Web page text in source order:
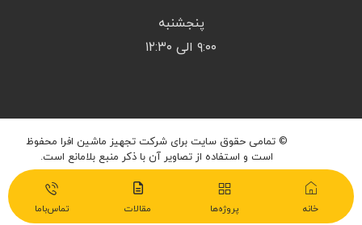
پنجشنبه
۹:۰۰ الی ۱۲:۳۰
© تمامی حقوق سایت برای شرکت تجهیز ماشین افرا محفوظ
است و استفاده از تصاویر آن با ذکر منبع بلامانع است.
خانه پروژه‌ها مقالات تماس‌‌با‌ما